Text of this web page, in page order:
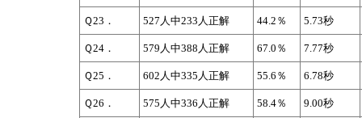
Ｑ23． 527人中233人正解 44.2％ 5.73秒
Ｑ24． 579人中388人正解 67.0％ 7.77秒
Ｑ25． 602人中335人正解 55.6％ 6.78秒
Ｑ26． 575人中336人正解 58.4％ 9.00秒